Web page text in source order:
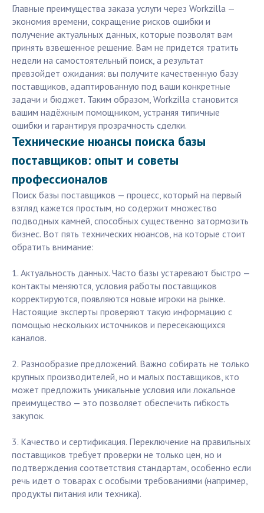
Главные преимущества заказа услуги через Workzilla —
экономия времени, сокращение рисков ошибки и
получение актуальных данных, которые позволят вам
принять взвешенное решение. Вам не придется тратить
недели на самостоятельный поиск, а результат
превзойдет ожидания: вы получите качественную базу
поставщиков, адаптированную под ваши конкретные
задачи и бюджет. Таким образом, Workzilla становится
вашим надёжным помощником, устраняя типичные
ошибки и гарантируя прозрачность сделки.
Технические нюансы поиска базы
поставщиков: опыт и советы
профессионалов
Поиск базы поставщиков — процесс, который на первый
взгляд кажется простым, но содержит множество
подводных камней, способных существенно затормозить
бизнес. Вот пять технических нюансов, на которые стоит
обратить внимание:
1. Актуальность данных. Часто базы устаревают быстро —
контакты меняются, условия работы поставщиков
корректируются, появляются новые игроки на рынке.
Настоящие эксперты проверяют такую информацию с
помощью нескольких источников и пересекающихся
каналов.
2. Разнообразие предложений. Важно собирать не только
крупных производителей, но и малых поставщиков, кто
может предложить уникальные условия или локальное
преимущество — это позволяет обеспечить гибкость
закупок.
3. Качество и сертификация. Переключение на правильных
поставщиков требует проверки не только цен, но и
подтверждения соответствия стандартам, особенно если
речь идет о товарах с особыми требованиями (например,
продукты питания или техника).